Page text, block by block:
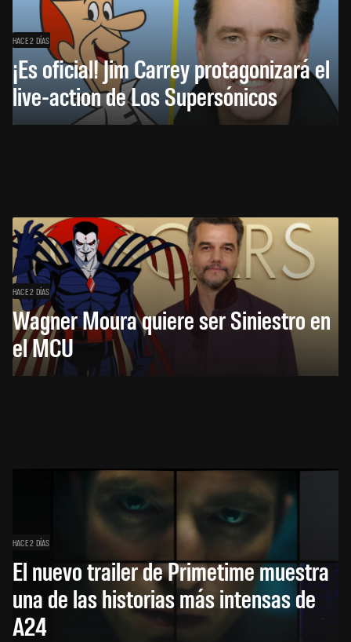
HACE 2 DÍAS
¡Es oficial! Jim Carrey protagonizará el
live-action de Los Supersónicos
HACE 2 DÍAS
Wagner Moura quiere ser Siniestro en
el MCU
HACE 2 DÍAS
El nuevo trailer de Primetime muestra
una de las historias más intensas de
A24